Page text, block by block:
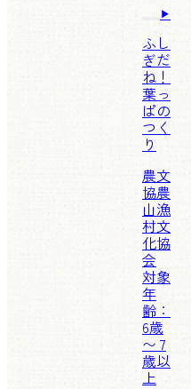
ふし
ぎだ
ね！
葉っ
ぱの
つく
り
農文
協農
山漁
村文
化協
会
対象
年
齢：
6歳
〜 7
歳以
上